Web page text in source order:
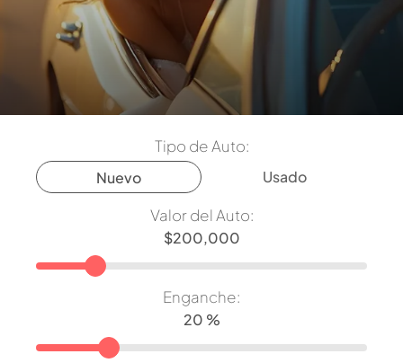
Tipo de Auto:
Nuevo
Usado
Valor del Auto:
Enganche: